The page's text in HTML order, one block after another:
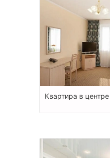
Квартира в центре